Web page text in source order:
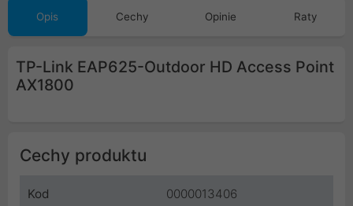
Opis Cechy Opinie Raty
TP-Link EAP625-Outdoor HD Access Point
AX1800
Cechy produktu
Kod 0000013406